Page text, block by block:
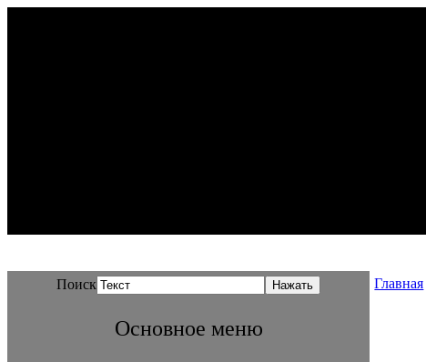
Поиск
Основное меню
Главная